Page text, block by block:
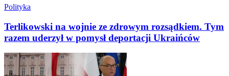
Polityka
Terlikowski na wojnie ze zdrowym rozsądkiem. Tym
razem uderzył w pomysł deportacji Ukraińców